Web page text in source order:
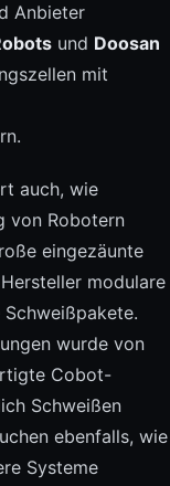
Anbieter
und Doosan
mit
auch, wie
von Robotern
eingezäunte
modulare
wurde von
Cobot-
Schweißen
ebenfalls, wie
Systeme